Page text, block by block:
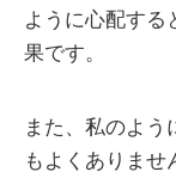
ように心配する
果です。
また、私のよう
もよくありませ